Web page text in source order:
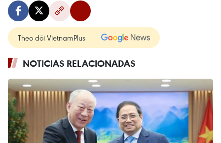
Theo dõi VietnamPlus
NOTICIAS RELACIONADAS